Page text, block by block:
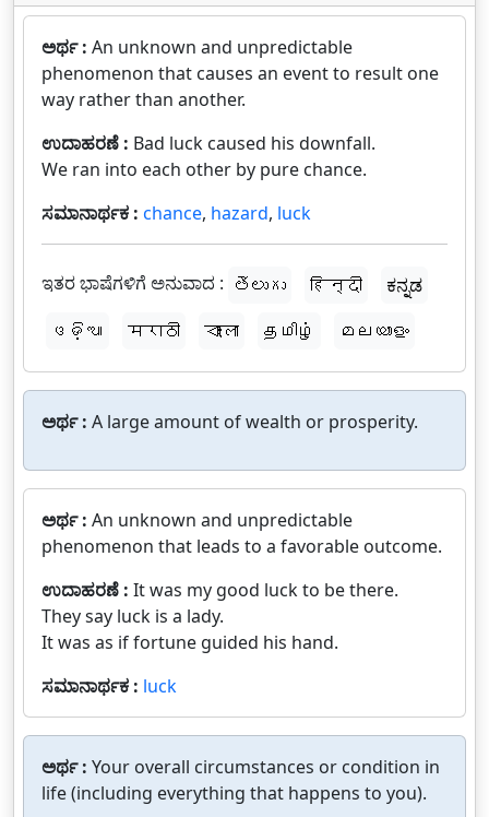
ಅರ್ಥ : An unknown and unpredictable
phenomenon that causes an event to result one
way rather than another.
ಉದಾಹರಣೆ : Bad luck caused his downfall.
We ran into each other by pure chance.
ಸಮಾನಾರ್ಥಕ : chance, hazard, luck
ಇತರ ಭಾಷೆಗಳಿಗೆ ಅನುವಾದ : తెలుగు हिन्दी
ಕನ್ನಡ
ଓଡ଼ିଆ
मराठी বাংলা தமிழ் മലയാളം
ಅರ್ಥ : A large amount of wealth or prosperity.
ಅರ್ಥ : An unknown and unpredictable
phenomenon that leads to a favorable outcome.
ಉದಾಹರಣೆ : It was my good luck to be there.
They say luck is a lady.
It was as if fortune guided his hand.
ಸಮಾನಾರ್ಥಕ : luck
ಅರ್ಥ : Your overall circumstances or condition in
life (including everything that happens to you).